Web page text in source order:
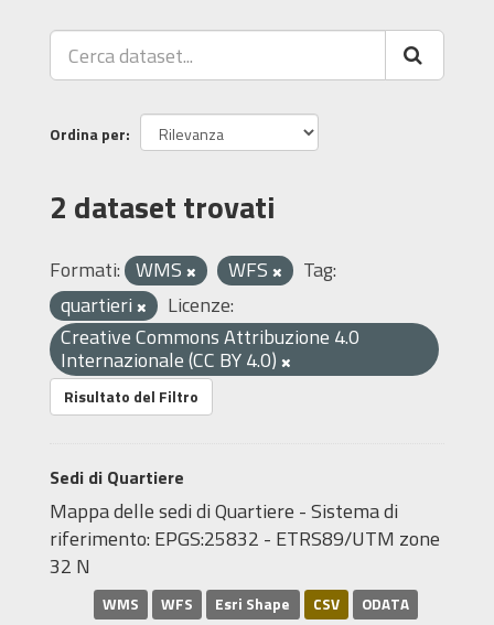
Ordina per
2 dataset trovati
Formati: WMS WFS
Tag:
quartieri
Licenze:
Creative Commons Attribuzione 4.0
Internazionale (CC BY 4.0)
Risultato del Filtro
Sedi di Quartiere
Mappa delle sedi di Quartiere - Sistema di
riferimento: EPGS:25832 - ETRS89/UTM zone
32 N
WMS WFS Esri Shape CSV ODATA